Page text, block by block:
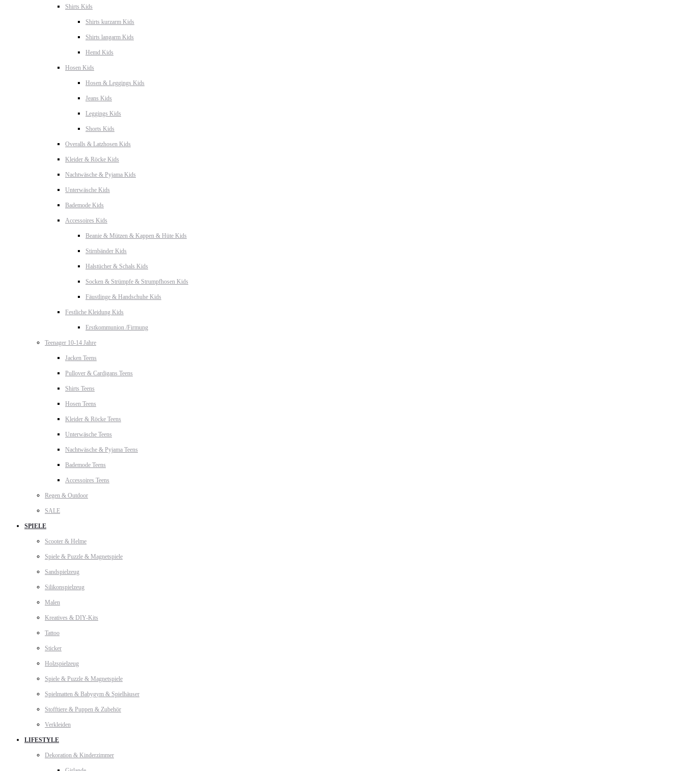
Shirts Kids
Shirts kurzarm Kids
Shirts langarm Kids
Hemd Kids
Hosen Kids
Hosen & Leggings Kids
Jeans Kids
Leggings Kids
Shorts Kids
Overalls & Latzhosen Kids
Kleider & Röcke Kids
Nachtwäsche & Pyjama Kids
Unterwäsche Kids
Bademode Kids
Accessoires Kids
Beanie & Mützen & Kappen & Hüte Kids
Stirnbänder Kids
Halstücher & Schals Kids
Socken & Strümpfe & Strumpfhosen Kids
Fäustlinge & Handschuhe Kids
Festliche Kleidung Kids
Erstkommunion /Firmung
Teenager 10-14 Jahre
Jacken Teens
Pullover & Cardigans Teens
Shirts Teens
Hosen Teens
Kleider & Röcke Teens
Unterwäsche Teens
Nachtwäsche & Pyjama Teens
Bademode Teens
Accessoires Teens
Regen & Outdoor
SALE
SPIELE
Scooter & Helme
Spiele & Puzzle & Magnetspiele
Sandspielzeug
Silikonspielzeug
Malen
Kreatives & DIY-Kits
Tattoo
Sticker
Holzspielzeug
Spiele & Puzzle & Magnetspiele
Spielmatten & Babygym & Spielhäuser
Stofftiere & Puppen & Zubehör
Verkleiden
LIFESTYLE
Dekoration & Kinderzimmer